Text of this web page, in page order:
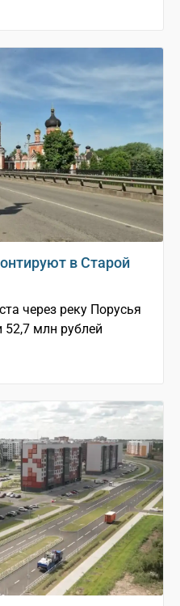
в Старой
через реку Порусья
52,7 млн рублей